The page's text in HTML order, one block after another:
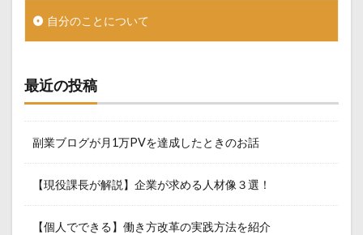
自分のことについて
最近の投稿
副業ブログが月1万PVを達成したときのお話
【現役課長が解説】企業が求める人材像３選！
【個人でできる】働き方改革の実践方法を紹介